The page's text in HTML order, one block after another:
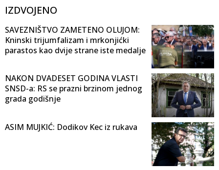
IZDVOJENO
SAVEZNIŠTVO ZAMETENO OLUJOM:
Kninski trijumfalizam i mrkonjićki
parastos kao dvije strane iste medalje
NAKON DVADESET GODINA VLASTI
SNSD-a: RS se prazni brzinom jednog
grada godišnje
ASIM MUJKIĆ: Dodikov Kec iz rukava